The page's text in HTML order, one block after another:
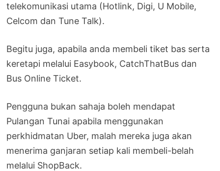
telekomunikasi utama (Hotlink, Digi, U Mobile,
Celcom dan Tune Talk).
Begitu juga, apabila anda membeli tiket bas serta
keretapi melalui Easybook, CatchThatBus dan
Bus Online Ticket.
Pengguna bukan sahaja boleh mendapat
Pulangan Tunai apabila menggunakan
perkhidmatan Uber, malah mereka juga akan
menerima ganjaran setiap kali membeli-belah
melalui ShopBack.